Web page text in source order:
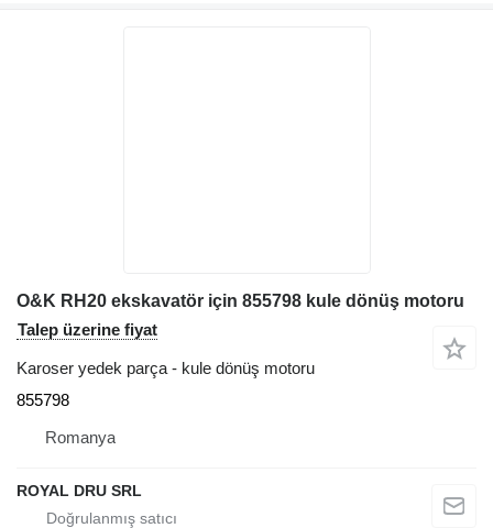
O&K RH20 ekskavatör için 855798 kule dönüş motoru
Talep üzerine fiyat
Karoser yedek parça - kule dönüş motoru
855798
Romanya
ROYAL DRU SRL